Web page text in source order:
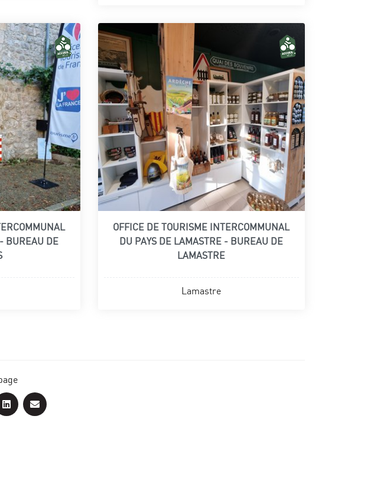
BUREAU DE
OFFICE DE TOURISME INTERCOMMUNAL
DU PAYS DE LAMASTRE - BUREAU DE
LAMASTRE
Lamastre